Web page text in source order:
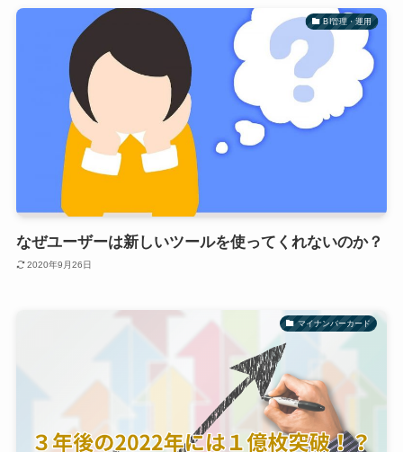
BI管理・運用
なぜユーザーは新しいツールを使ってくれないのか？
2020年9月26日
マイナンバーカード